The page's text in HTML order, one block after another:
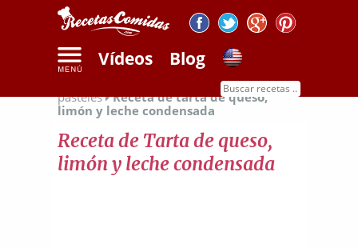
Vídeos Blog
Recetas de
pasteles
Receta de tarta de queso,
limón y leche condensada
Receta de Tarta de queso,
limón y leche condensada